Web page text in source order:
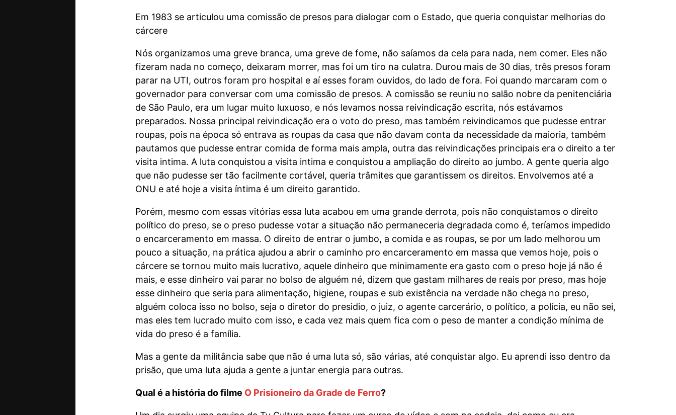
Em 1983 se articulou uma comissão de presos para dialogar com o Estado, que queria conquistar melhorias do
cárcere
Nós organizamos uma greve branca, uma greve de fome, não saíamos da cela para nada, nem comer. Eles não
fizeram nada no começo, deixaram morrer, mas foi um tiro na culatra. Durou mais de 30 dias, três presos foram
parar na UTI, outros foram pro hospital e aí esses foram ouvidos, do lado de fora. Foi quando marcaram com o
governador para conversar com uma comissão de presos. A comissão se reuniu no salão nobre da penitenciária
de São Paulo, era um lugar muito luxuoso, e nós levamos nossa reivindicação escrita, nós estávamos
preparados. Nossa principal reivindicação era o voto do preso, mas também reivindicamos que pudesse entrar
roupas, pois na época só entrava as roupas da casa que não davam conta da necessidade da maioria, também
pautamos que pudesse entrar comida de forma mais ampla, outra das reivindicações principais era o direito a ter
visita intima. A luta conquistou a visita intima e conquistou a ampliação do direito ao jumbo. A gente queria algo
que não pudesse ser tão facilmente cortável, queria trâmites que garantissem os direitos. Envolvemos até a
ONU e até hoje a visita íntima é um direito garantido.
Porém, mesmo com essas vitórias essa luta acabou em uma grande derrota, pois não conquistamos o direito
político do preso, se o preso pudesse votar a situação não permaneceria degradada como é, teríamos impedido
o encarceramento em massa. O direito de entrar o jumbo, a comida e as roupas, se por um lado melhorou um
pouco a situação, na prática ajudou a abrir o caminho pro encarceramento em massa que vemos hoje, pois o
cárcere se tornou muito mais lucrativo, aquele dinheiro que minimamente era gasto com o preso hoje já não é
mais, e esse dinheiro vai parar no bolso de alguém né, dizem que gastam milhares de reais por preso, mas hoje
esse dinheiro que seria para alimentação, higiene, roupas e sub existência na verdade não chega no preso,
alguém coloca isso no bolso, seja o diretor do presidio, o juiz, o agente carcerário, o político, a polícia, eu não sei,
mas eles tem lucrado muito com isso, e cada vez mais quem fica com o peso de manter a condição mínima de
vida do preso é a família.
Mas a gente da militância sabe que não é uma luta só, são várias, até conquistar algo. Eu aprendi isso dentro da
prisão, que uma luta ajuda a gente a juntar energia para outras.
Qual é a história do filme O Prisioneiro da Grade de Ferro?